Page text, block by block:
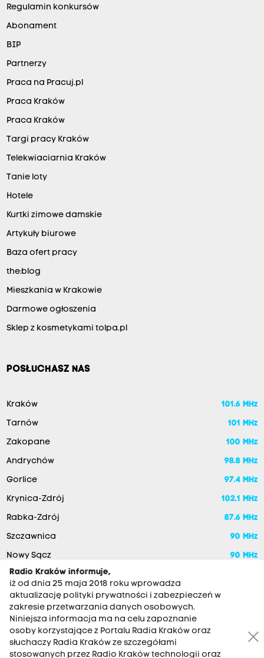
Regulamin konkursów
Abonament
BIP
Partnerzy
Praca na Pracuj.pl
Praca Kraków
Praca Kraków
Targi pracy Kraków
Telekwiaciarnia Kraków
Tanie loty
Hotele
Kurtki zimowe damskie
Artykuły biurowe
Baza ofert pracy
the:blog
Mieszkania w Krakowie
Darmowe ogłoszenia
Sklep z kosmetykami tolpa.pl
POSŁUCHASZ NAS
Kraków 101.6 MHz
Tarnów 101 MHz
Zakopane 100 MHz
Andrychów 98.8 MHz
Gorlice 97.4 MHz
Krynica-Zdrój 102.1 MHz
Rabka-Zdrój 87.6 MHz
Szczawnica 90 MHz
Nowy Sącz
90 MHz
Radio Kraków informuje,
iż od dnia 25 maja 2018 roku wprowadza
aktualizację polityki prywatności i zabezpieczeń w
zakresie przetwarzania danych osobowych.
Niniejsza informacja ma na celu zapoznanie
osoby korzystające z Portalu Radia Kraków oraz
słuchaczy Radia Kraków ze szczegółami
stosowanych przez Radio Kraków technologii oraz